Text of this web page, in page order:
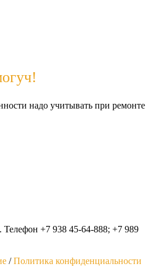
надо учитывать при ремонте
Телефон +7 938 45-64-888; +7 989
/Политика конфиденциальности